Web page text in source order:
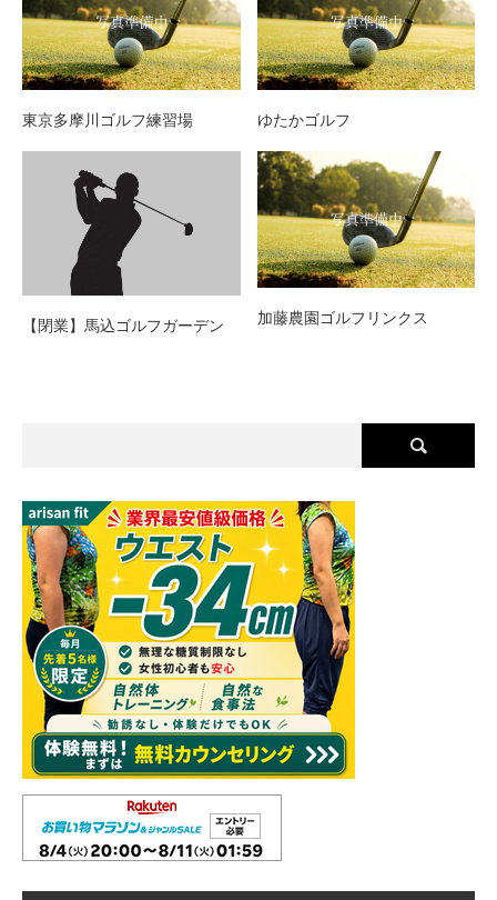
東京多摩川ゴルフ練習場 ゆたかゴルフ
【閉業】馬込ゴルフガーデン 加藤農園ゴルフリンクス